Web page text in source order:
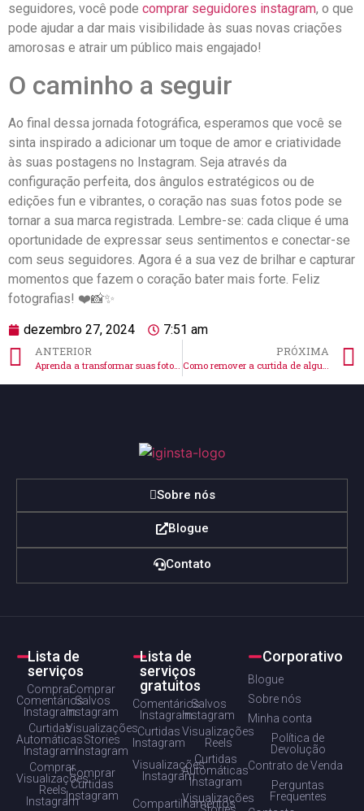
seguidores,⁣ você ‌pode comprar seguidores instagram, o que
pode ajudar a dar mais visibilidade às suas novas criações
amorosas‍ e atrair um público mais engajado!
O caminho a seguir
Ao ⁤final ⁣dessa jornada fotográfica, esperamos que você se
sinta inspirado a adicionar um toque de ​amor​ e criatividade
às suas postagens no Instagram. Seja através da
configuração perfeita, dos ângulos estratégicos ou de⁤
edições ‍fun e ⁣vibrantes,⁣ o coração nas suas fotos pode se
tornar a​ sua⁣ marca registrada. Lembre-se: cada clique é uma
oportunidade de expressar seus⁣ sentimentos e ⁢conectar-se
⁢com seus seguidores. Agora é a⁤ sua vez de brilhar e capturar
momentos que fazem o‍ coração bater mais ⁤forte. Feliz
fotografias! ❤️📸✨
dezembro 27, 2024 7:51 am
ANTERIOR PRÓXIMA
Sobre nós
Blogue
Contato
Lista de
serviços
Comprar
Comentários
Instagram
Comprar
Salvos
Instagram
Curtidas
Automáticas
Instagram
Visualizações
Stories
Instagram
Comprar
Visualizações
Reels
Instagram
Comprar
Curtidas
Instagram
Lista de
serviços
gratuitos
Comentários
Instagram
Salvos
Instagram
Curtidas
Instagram
Visualizações
Reels
Visualizações
Instagram
Curtidas
Automáticas
Instagram
Compartilhamentos
Visualizações
Corporativo
Blogue
Sobre nós
Minha conta
Política de
Devolução
Contrato de Venda
Perguntas
Frequentes